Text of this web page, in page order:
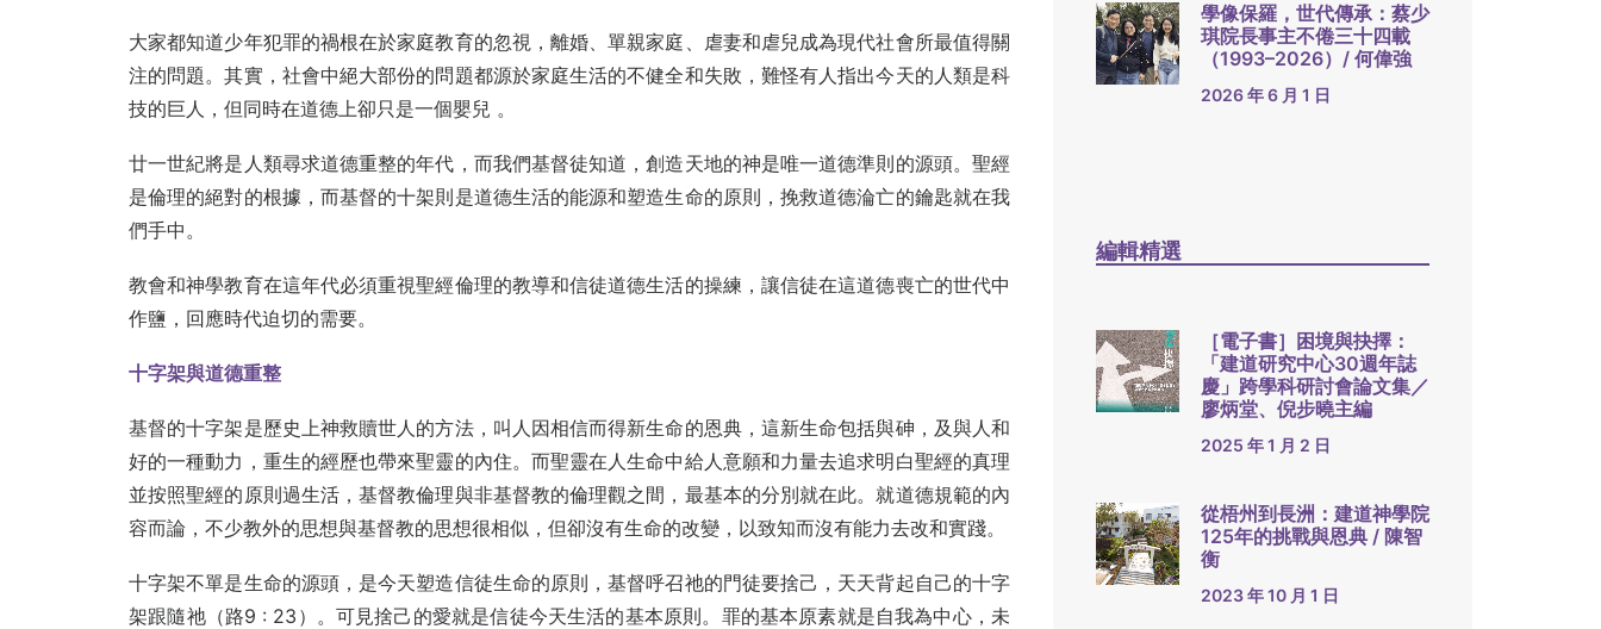
大家都知道少年犯罪的禍根在於家庭教育的忽視，離婚、單親家庭、虐妻和虐兒成為現代社會所最值得關
注的問題。其實，社會中絕大部份的問題都源於家庭生活的不健全和失敗，難怪有人指出今天的人類是科
技的巨人，但同時在道德上卻只是一個嬰兒 。
廿一世紀將是人類尋求道德重整的年代，而我們基督徒知道，創造天地的神是唯一道德準則的源頭。聖經
是倫理的絕對的根據，而基督的十架則是道德生活的能源和塑造生命的原則，挽救道德淪亡的鑰匙就在我
們手中。
教會和神學教育在這年代必須重視聖經倫理的教導和信徒道德生活的操練，讓信徒在這道德喪亡的世代中
作鹽，回應時代迫切的需要。
十字架與道德重整
基督的十字架是歷史上神救贖世人的方法，叫人因相信而得新生命的恩典，這新生命包括與砷，及與人和
好的一種動力，重生的經歷也帶來聖靈的內住。而聖靈在人生命中給人意願和力量去追求明白聖經的真理
並按照聖經的原則過生活，基督教倫理與非基督教的倫理觀之間，最基本的分別就在此。就道德規範的內
容而論，不少教外的思想與基督教的思想很相似，但卻沒有生命的改變，以致知而沒有能力去改和實踐。
十字架不單是生命的源頭，是今天塑造信徒生命的原則，基督呼召祂的門徒要捨己，天天背起自己的十字
架跟隨祂（路9 : 23）。可見捨己的愛就是信徒今天生活的基本原則。罪的基本原素就是自我為中心，未
學像保羅，世代傳承：蔡少
琪院長事主不倦三十四載
（1993–2026）/ 何偉強
2026 年 6 月 1 日
編輯精選
［電子書］困境與抉擇：
「建道研究中心30週年誌
慶」跨學科研討會論文集／
廖炳堂、倪步曉主編
2025 年 1 月 2 日
從梧州到長洲：建道神學院
125年的挑戰與恩典 / 陳智
衡
2023 年 10 月 1 日